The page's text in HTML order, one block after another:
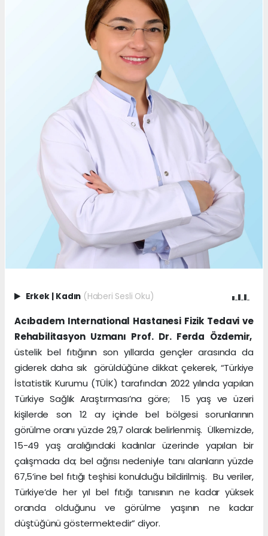
Erkek | Kadın (Haberi Sesli Oku)
Acıbadem International Hastanesi Fizik Tedavi ve
Rehabilitasyon Uzmanı Prof. Dr. Ferda Özdemir,
üstelik bel fıtığının son yıllarda gençler arasında da
giderek daha sık görüldüğüne dikkat çekerek, “Türkiye
İstatistik Kurumu (TÜİK) tarafından 2022 yılında yapılan
Türkiye Sağlık Araştırması’na göre; 15 yaş ve üzeri
kişilerde son 12 ay içinde bel bölgesi sorunlarının
görülme oranı yüzde 29,7 olarak belirlenmiş. Ülkemizde,
15-49 yaş aralığındaki kadınlar üzerinde yapılan bir
çalışmada da; bel ağrısı nedeniyle tanı alanların yüzde
67,5’ine bel fıtığı teşhisi konulduğu bildirilmiş. Bu veriler,
Türkiye’de her yıl bel fıtığı tanısının ne kadar yüksek
oranda olduğunu ve görülme yaşının ne kadar
düştüğünü göstermektedir” diyor.